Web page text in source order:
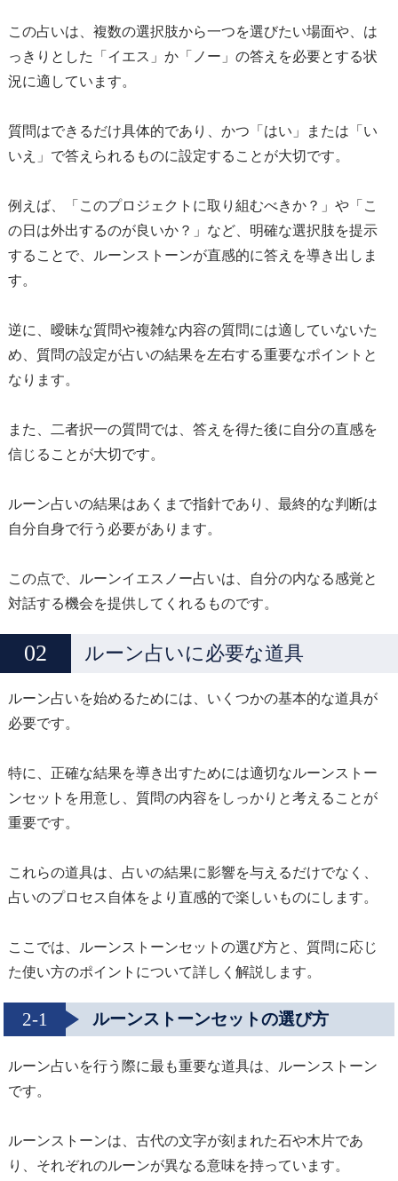
この占いは、複数の選択肢から一つを選びたい場面や、は
っきりとした「イエス」か「ノー」の答えを必要とする状
況に適しています。
質問はできるだけ具体的であり、かつ「はい」または「い
いえ」で答えられるものに設定することが大切です。
例えば、「このプロジェクトに取り組むべきか？」や「こ
の日は外出するのが良いか？」など、明確な選択肢を提示
することで、ルーンストーンが直感的に答えを導き出しま
す。
逆に、曖昧な質問や複雑な内容の質問には適していないた
め、質問の設定が占いの結果を左右する重要なポイントと
なります。
また、二者択一の質問では、答えを得た後に自分の直感を
信じることが大切です。
ルーン占いの結果はあくまで指針であり、最終的な判断は
自分自身で行う必要があります。
この点で、ルーンイエスノー占いは、自分の内なる感覚と
対話する機会を提供してくれるものです。
ルーン占いに必要な道具
ルーン占いを始めるためには、いくつかの基本的な道具が
必要です。
特に、正確な結果を導き出すためには適切なルーンストー
ンセットを用意し、質問の内容をしっかりと考えることが
重要です。
これらの道具は、占いの結果に影響を与えるだけでなく、
占いのプロセス自体をより直感的で楽しいものにします。
ここでは、ルーンストーンセットの選び方と、質問に応じ
た使い方のポイントについて詳しく解説します。
2-1 ルーンストーンセットの選び方
ルーン占いを行う際に最も重要な道具は、ルーンストーン
です。
ルーンストーンは、古代の文字が刻まれた石や木片であ
り、それぞれのルーンが異なる意味を持っています。